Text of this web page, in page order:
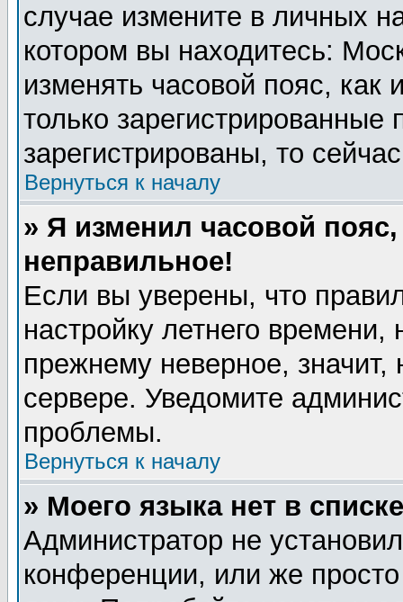
случае измените в личных
котором вы находитесь:
изменять часовой пояс, как
только
зарегистрированы, то
Вернуться к началу
» Я изменил часовой
неправильное!
Если вы уверены, что
настройку летнего
прежнему неверное,
сервере. Уведомите
проблемы.
Вернуться к началу
» Моего языка нет в
Администратор не
конференции, или же